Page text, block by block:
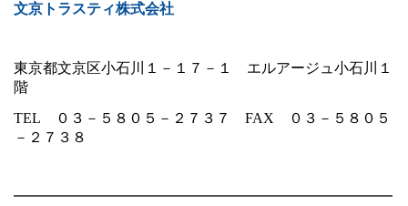
文京トラスティ株式会社
東京都文京区小石川１－１７－１ エルアージュ小石川１
階
TEL ０３－５８０５－２７３７ FAX ０３－５８０５
－２７３８
━━━━━━━━━━━━━━━━━━━━━━━━━━